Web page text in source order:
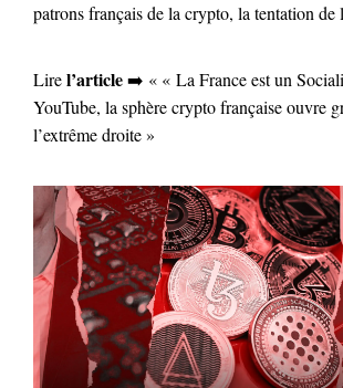
patrons français de la crypto, la tentation de
Lirel’article➡️ « « La France est un
YouTube, la sphère crypto française ouvre
l’extrême droite »